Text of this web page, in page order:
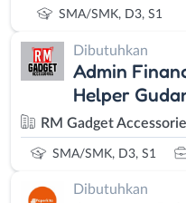
SMA/SMK, D3, S1
Dibutuhkan
Admin
Helper
RM Gadget
SMA/SMK, D3, S1
Dibutuhkan